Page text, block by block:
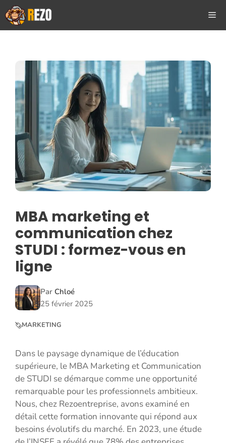
Aller
au
contenu
MBA marketing et
communication chez
STUDI : formez-vous en
ligne
Par Chloé
25 février 2025
MARKETING
Dans le paysage dynamique de l’éducation
supérieure, le MBA Marketing et Communication
de STUDI se démarque comme une opportunité
remarquable pour les professionnels ambitieux.
Nous, chez Rezoentreprise, avons examiné en
détail cette formation innovante qui répond aux
besoins évolutifs du marché. En 2023, une étude